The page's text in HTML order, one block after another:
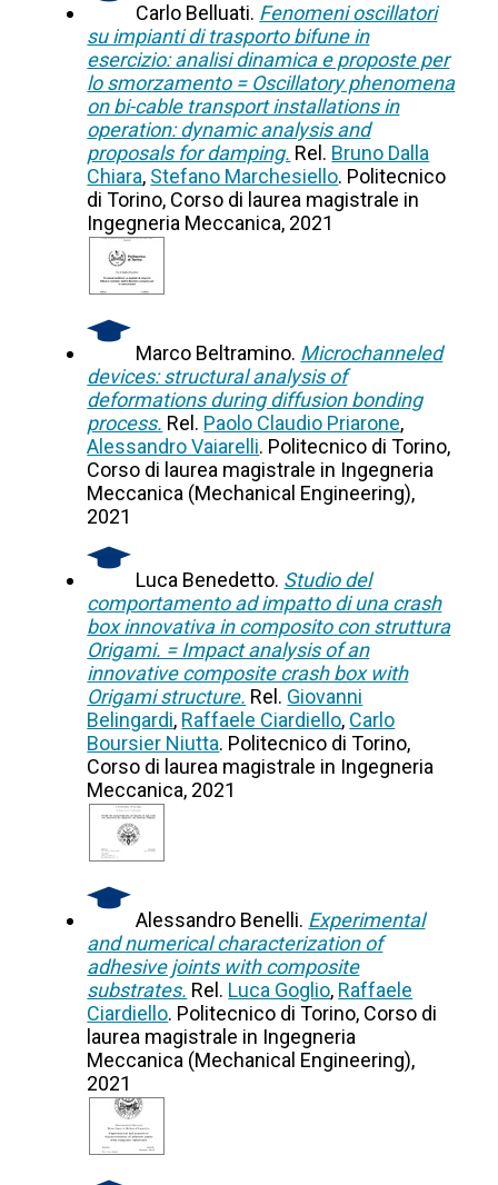
Carlo Belluati. Fenomeni oscillatori
su impianti di trasporto bifune in
esercizio: analisi dinamica e proposte per
lo smorzamento = Oscillatory phenomena
on bi-cable transport installations in
operation: dynamic analysis and
proposals for damping. Rel. Bruno Dalla
Chiara, Stefano Marchesiello. Politecnico
di Torino, Corso di laurea magistrale in
Ingegneria Meccanica, 2021
Marco Beltramino. Microchanneled
devices: structural analysis of
deformations during diffusion bonding
process. Rel. Paolo Claudio Priarone,
Alessandro Vaiarelli. Politecnico di Torino,
Corso di laurea magistrale in Ingegneria
Meccanica (Mechanical Engineering),
2021
Luca Benedetto. Studio del
comportamento ad impatto di una crash
box innovativa in composito con struttura
Origami. = Impact analysis of an
innovative composite crash box with
Origami structure. Rel. Giovanni
Belingardi, Raffaele Ciardiello, Carlo
Boursier Niutta. Politecnico di Torino,
Corso di laurea magistrale in Ingegneria
Meccanica, 2021
Alessandro Benelli. Experimental
and numerical characterization of
adhesive joints with composite
substrates. Rel. Luca Goglio, Raffaele
Ciardiello. Politecnico di Torino, Corso di
laurea magistrale in Ingegneria
Meccanica (Mechanical Engineering),
2021